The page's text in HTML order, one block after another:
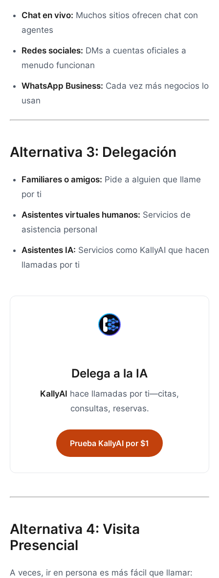
Chat en vivo: Muchos sitios ofrecen chat con
agentes
Redes sociales: DMs a cuentas oficiales a
menudo funcionan
WhatsApp Business: Cada vez más negocios lo
usan
Alternativa 3: Delegación
Familiares o amigos: Pide a alguien que llame
por ti
Asistentes virtuales humanos: Servicios de
asistencia personal
Asistentes IA: Servicios como KallyAI que hacen
llamadas por ti
Delega a la IA
KallyAI hace llamadas por ti—citas,
consultas, reservas.
Prueba KallyAI por $1
Alternativa 4: Visita
Presencial
A veces, ir en persona es más fácil que llamar: